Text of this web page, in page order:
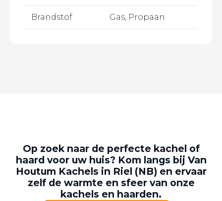
Brandstof Gas, Propaan
Op zoek naar de perfecte kachel of
haard voor uw huis? Kom langs bij Van
Houtum Kachels in Riel (NB) en ervaar
zelf de warmte en sfeer van onze
kachels en haarden.